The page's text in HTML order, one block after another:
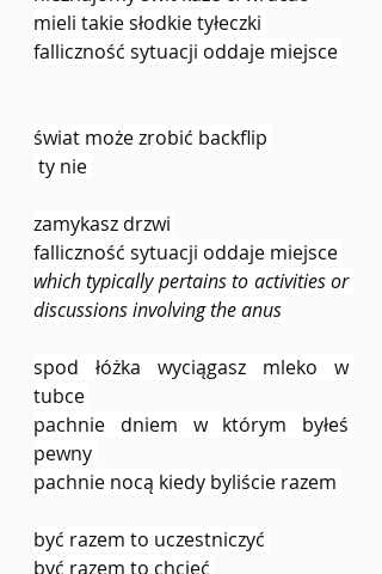
mieli takie słodkie tyłeczki
falliczność sytuacji oddaje miejsce
świat może zrobić backflip
ty nie
zamykasz drzwi
falliczność sytuacji oddaje miejsce
which typically pertains to activities or
discussions involving the anus
spod łóżka wyciągasz mleko w
tubce
pachnie dniem w którym byłeś
pewny
pachnie nocą kiedy byliście razem
być razem to uczestniczyć
być razem to chcieć